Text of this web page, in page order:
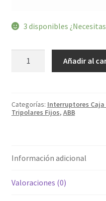
3 disponibles
Interruptor
tripolar
400
3p
F
Añadir al
Categorías: Interruptores Caja
Tripolares Fijos, ABB
Información adicional
Valoraciones (0)